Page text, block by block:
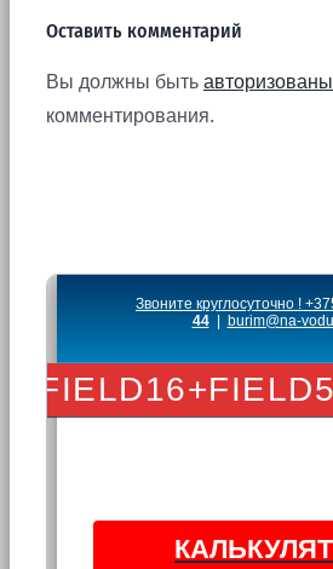
Оставить комментарий
Вы должны быть авторизованы
комментирования.